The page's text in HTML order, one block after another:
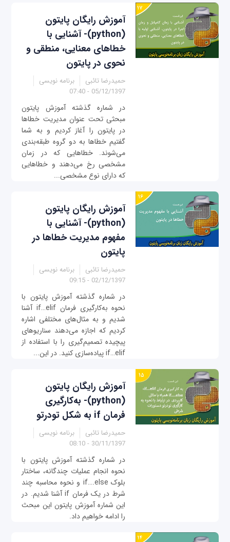
آموزش رایگان پایتون
(python)- آشنایی با
خطاهای معنایی، منطقی و
نحوی در پایتون
حمیدرضا تائبی
برنامه نویسی
05/12/1397 - 07:40
در شماره گذشته آموزش پایتون
مبحثی تحت عنوان مدیریت خطاها
در پایتون را آغاز کردیم و به شما
گفتیم خطاها به دو گروه طبقه‌بندی
می‌شوند. خطاهایی که در زمان
مشخصی رخ می‌دهند و خطاهایی
که دارای نوع مشخصی...
آموزش رایگان پایتون
(python)- آشنایی با
مفهوم مدیریت خطاها در
پایتون
حمیدرضا تائبی
برنامه نویسی
02/12/1397 - 09:15
در شماره گذشته آموزش پایتون با
نحوه به‌کارگیری فرمان if…elif آشنا
شدیم و به مثال‌های مختلفی اشاره
کردیم که اجازه می‌دهند سناریوهای
پیچیده تصمیم‌گیری را با استفاده از
if…elif پیاده‌سازی کنید. در این...
آموزش رایگان پایتون
(python)- به‌کارگیری
فرمان if به شکل تودرتو
حمیدرضا تائبی
برنامه نویسی
30/11/1397 - 08:10
در شماره گذشته آموزش پایتون با
نحوه انجام عملیات چندگانه، ساختار
بلوک if….else و نحوه محاسبه چند
شرط در یک فرمان if آشنا شدیم. در
این شماره آموزش پایتون این مبحث
را ادامه خواهیم داد.